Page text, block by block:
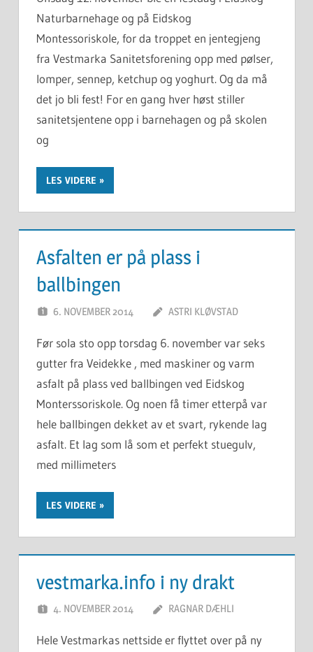
Naturbarnehage og på Eidskog
Montessoriskole, for da troppet en jentegjeng
fra Vestmarka Sanitetsforening opp med pølser,
lomper, sennep, ketchup og yoghurt. Og da må
det jo bli fest! For en gang hver høst stiller
sanitetsjentene opp i barnehagen og på skolen
og
LES VIDERE
Asfalten er på plass i
ballbingen
6. NOVEMBER 2014 ASTRI KLØVSTAD
Før sola sto opp torsdag 6. november var seks
gutter fra Veidekke , med maskiner og varm
asfalt på plass ved ballbingen ved Eidskog
Monterssoriskole. Og noen få timer etterpå var
hele ballbingen dekket av et svart, rykende lag
asfalt. Et lag som lå som et perfekt stuegulv,
med millimeters
LES VIDERE
vestmarka.info i ny drakt
4. NOVEMBER 2014 RAGNAR DÆHLI
Hele Vestmarkas nettside er flyttet over på ny